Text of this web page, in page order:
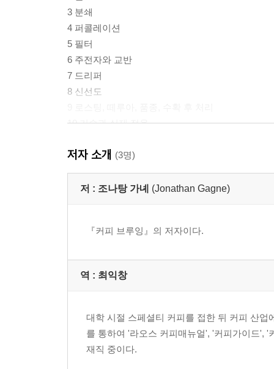
3 분쇄
4 퍼콜레이션
5 필터
6 주전자와 교반
7 드리퍼
8 신선도
10 기술과 실제 적용
부록1 수학적 변수
부록2 계산
역자후기
저자 소개 (3명)
저 : 조나탕 가녜 (Jonathan Gagne)
『커피 브루잉』의 저자이다.
역 : 최익창
대학 시절 스페셜티 커피를 접한 뒤 커피 산
를 통하여 '라오스 커피매뉴얼', '커피가이드',
재직 중이다.